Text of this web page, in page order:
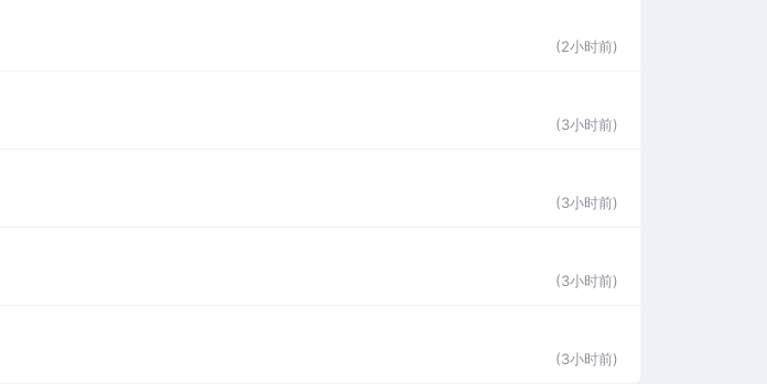
(2小时前)
(3小时前)
(3小时前)
(3小时前)
(3小时前)